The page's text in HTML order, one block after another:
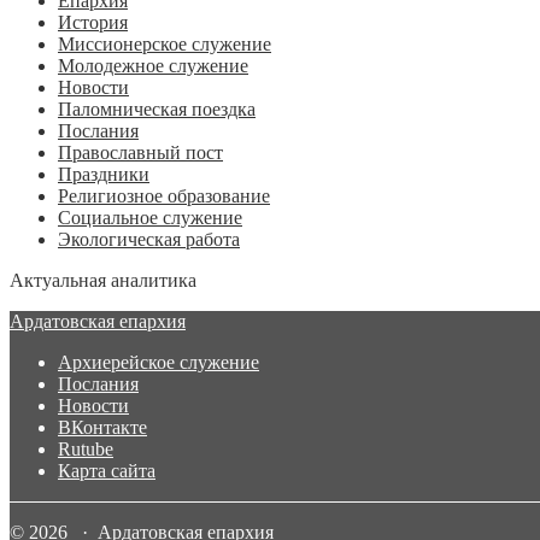
История
Миссионерское служение
Молодежное служение
Новости
Паломническая поездка
Послания
Православный пост
Праздники
Религиозное образование
Социальное служение
Экологическая работа
Актуальная аналитика
Ардатовская епархия
Архиерейское служение
Послания
Новости
ВКонтакте
Rutube
Карта сайта
© 2026 · Ардатовская епархия